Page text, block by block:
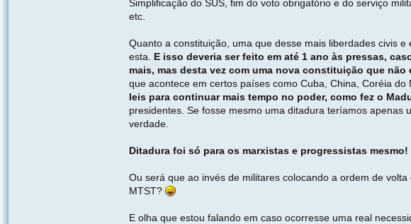
Simplificação do SUS, fim do voto obrigatório e do serviço
etc.
Quanto a constituição, uma que desse mais liberdades civis
esta. E isso deveria ser feito em até 1 ano às pressas,
mais, mas desta vez com uma nova constituição que
que acontece em certos países como Cuba, China, Coréia do
leis para continuar mais tempo no poder, como fez o
presidentes. Se fosse mesmo uma ditadura teríamos
verdade.
Ditadura foi só para os marxistas e progressistas mesmo!
Ou será que ao invés de militares colocando a ordem de
MTST?
E olha que estou falando em caso ocorresse uma real